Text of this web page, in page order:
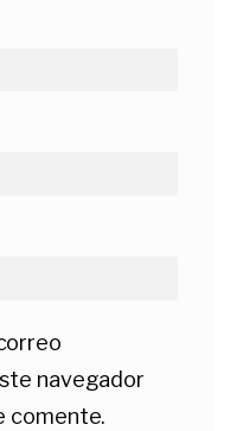
navegador
comente.